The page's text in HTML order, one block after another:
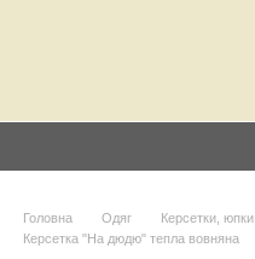
Головна Одяг
Керсетки, юпки
Керсетка "На дюдю" тепла вовняна